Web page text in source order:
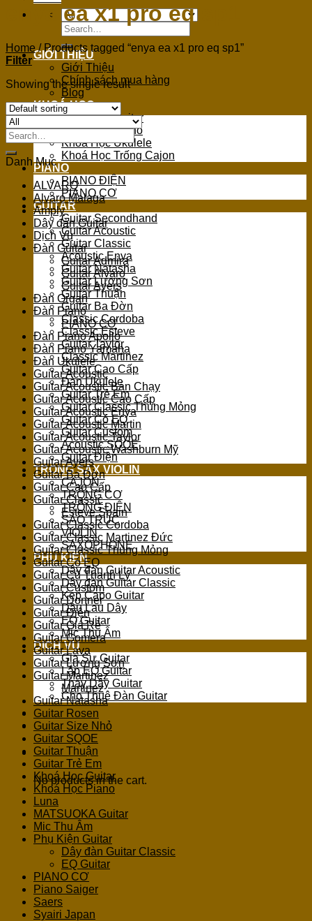
Search
for:
GIỚI THIỆU
Giới Thiệu
Chính sách mua hàng
Blog
KHOÁ HỌC
Khoá Học Guitar
Khoá Học Piano
Khoá Học Ukulele
Khoá Học Trống Cajon
PIANO
PIANO ĐIỆN
PIANO CƠ
GUITAR
Guitar Secondhand
Guitar Acoustic
Guitar Classic
Acoustic Enya
Guitar Natasha
Guitar Lương Sơn
Guitar Thuận
Guitar Ba Đờn
Classic Cordoba
Classic Esteve
Guitar Taylor
Classic Martinez
Guitar Cao Cấp
Đàn Ukulele
Guitar Trẻ Em
Guitar Classic Thùng Mỏng
Guitar Có EQ
Guitar Custom
Acoustic SQOE
Guitar Điện
TRỐNG SAX VIOLIN
CAJON
TRỐNG CƠ
TRỐNG ĐIỆN
SÁO TRÚC
VIOLIN
SAXOPHONE
PHỤ KIỆN
Dây đàn Guitar Acoustic
Dây đàn Guitar Classic
Kẹp Capo Guitar
Dầu Lau Dây
EQ Guitar
Mic Thu Âm
DỊCH VỤ
Gia Sư Guitar
Lắp EQ Guitar
Thay Dây Guitar
Cho Thuê Đàn Guitar
Cart
No products in the cart.
enya ea x1 pro eq sp1
Home /Products tagged “enya ea x1 pro eq sp1”
Filter
Showing the single result
Search
for:
Danh Mục
ALVARO
Alvaro Malaga
Amply
Dây đàn Guitar
Dịch Vụ
Đàn Guitar
Guitar Admira
Guitar Alvaro
Guitar Ayers
Đàn Organ
Đàn Piano
PIANO CƠ
Đàn Piano Apollo
Đàn Piano Yamaha
Đàn Ukulele
Guitar Acoustic
Guitar Acoustic Bán Chạy
Guitar Acoustic Cao Cấp
Guitar Acoustic Enya
Guitar Acoustic Martin
Guitar Acoustic Taylor
Guitar Acoustic Washburn Mỹ
Guitar Ayers
Guitar Ba Đờn
Guitar Cao Cấp
Guitar Classic
Esteve Spain
Guitar Classic Cordoba
Guitar Classic Martinez Đức
Guitar Classic Thùng Mỏng
Guitar Có EQ
Guitar Cũ Thanh Lý
Guitar Custom
Guitar Donner
Guitar Điện
Guitar Giá Rẻ
Guitar Gomera
Guitar Lava
Guitar Lương Sơn
Guitar Martinez
Martinez
Guitar Natasha
Guitar Rosen
Guitar Size Nhỏ
Guitar SQOE
Guitar Thuận
Guitar Trẻ Em
Khoá Học Guitar
Khoá Học Piano
Luna
MATSUOKA Guitar
Mic Thu Âm
Phụ Kiện Guitar
Dây đàn Guitar Classic
EQ Guitar
PIANO CƠ
Piano Saiger
Saers
Syairi Japan